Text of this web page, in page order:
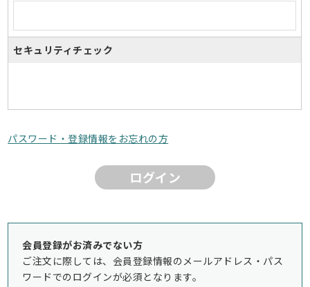
セキュリティチェック
パスワード・登録情報をお忘れの方
ログイン
会員登録がお済みでない方
ご注文に際しては、会員登録情報のメールアドレス・パス
ワードでのログインが必須となります。